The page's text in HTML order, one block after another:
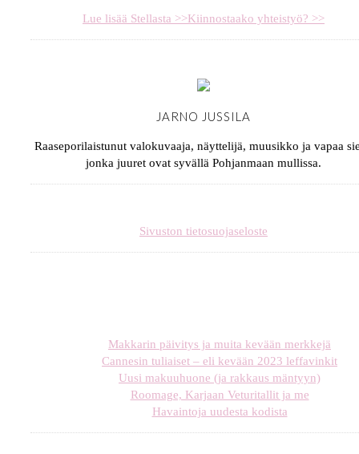
Lue lisää Stellasta >>Kiinnostaako yhteistyö? >>
JARNO JUSSILA
Raaseporilaistunut valokuvaaja, näyttelijä, muusikko ja vapaa
jonka juuret ovat syvällä Pohjanmaan mullissa.
Sivuston tietosuojaseloste
Makkarin päivitys ja muita kevään merkkejä
Cannesin tuliaiset – eli kevään 2023 leffavinkit
Uusi makuuhuone (ja rakkaus mäntyyn)
Roomage, Karjaan Veturitallit ja me
Havaintoja uudesta kodista